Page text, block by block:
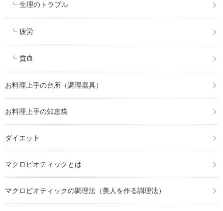
生理のトラブル
疲労
貧血
お料理上手の台所（調理器具）
お料理上手の知恵袋
ダイエット
マクロビオティックとは
マクロビオティックの調理法（美人を作る調理法）